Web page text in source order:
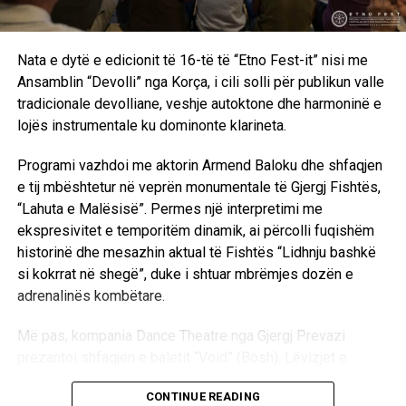
për të kënaqur opinionin ndërkombëtar, propozoi që të
formohet Këshilli Republikan i Malit të Zi për paqë e
qetësi qytetare dhe barazi nacionale, si trup këshillues. Që
atëherë Lidhja Demokratike në Mal të Zi, theksoi se një
trup i tillë nuk është i pranueshëm, ngase nuk ka kurrfarë
ingjerencash për vendosje.
Lidhja Demokratike në Mal të Zi, përpiqet për pjesëmarrje
proporcionale në pushtet në të gjitha nivelet dhe për
definimin e statusit të shqiptarëve në Mal të Zi, të cilin e
definuan me Memorandumin për Statusin special në Mal të
Zi (me Kushtetutë apo me Ligj kushtetues), shtoi Mehmet
Bardhi.
demokratik dhe të fillojë të zgjidhë çështjet e hapura, ai me
mënyrë injoruese, mospërfillëse, sikur të mos ekzistonin.
Shqiptarët në Mal të Zi jetojnë në trojet e veta, përkujtoi
Nata e dytë e edicionit të 16-të të “Etno Fest-it” nisi me
Ansamblin “Devolli” nga Korça, i cili solli për publikun valle
tradicionale devolliane, veshje autoktone dhe harmoninë e
lojës instrumentale ku dominonte klarineta.
Programi vazhdoi me aktorin Armend Baloku dhe shfaqjen
e tij mbështetur në veprën monumentale të Gjergj Fishtës,
“Lahuta e Malësisë”. Permes një interpretimi me
ekspresivitet e temporitëm dinamik, ai përcolli fuqishëm
historinë dhe mesazhin aktual të Fishtës “Lidhnju bashkë
si kokrrat në shegë”, duke i shtuar mbrëmjes dozën e
adrenalinës kombëtare.
Më pas, kompania Dance Theatre nga Gjergj Prevazi
precizuara të balerinave Katerina Goga dhe Chiara Xoxi
përcollën përmes gjuhës së trupit përpjekjen për të
CONTINUE READING